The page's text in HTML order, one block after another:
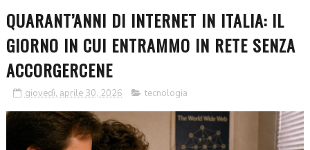
QUARANT’ANNI DI INTERNET IN ITALIA: IL
GIORNO IN CUI ENTRAMMO IN RETE SENZA
ACCORGERCENE
giovedì, aprile 30, 2026 tecnologia